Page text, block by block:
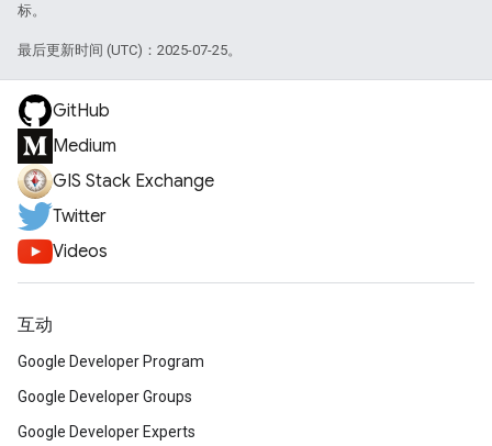
标。
最后更新时间 (UTC)：2025-07-25。
GitHub
Medium
GIS Stack Exchange
Twitter
Videos
互动
Google Developer Program
Google Developer Groups
Google Developer Experts